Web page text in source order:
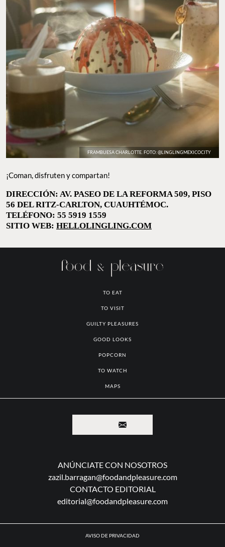
FRAMBUESA CHARLOTTE. FOTO: @LINGLINGMEXICOCITY
¡Coman, disfruten y compartan!
PISO 56 DEL RITZ-CARLTON, CUAUHTÉMOC.
TELÉFONO: 55 5919 1559
HELLOLINGLING.COM
MAPS
ANÚNCIATE CON NOSOTROS